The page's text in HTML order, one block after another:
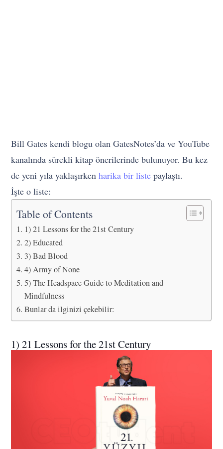
Bill Gates kendi blogu olan GatesNotes’da ve YouTube
kanalında sürekli kitap önerilerinde bulunuyor. Bu kez
de yeni yıla yaklaşırkenharika bir liste paylaştı.
İşte o liste:
Table of Contents
1) 21 Lessons for the 21st Century
2) Educated
3) Bad Blood
4) Army of None
5) The Headspace Guide to Meditation and
Mindfulness
Bunlar da ilginizi çekebilir:
1) 21 Lessons for the 21st Century